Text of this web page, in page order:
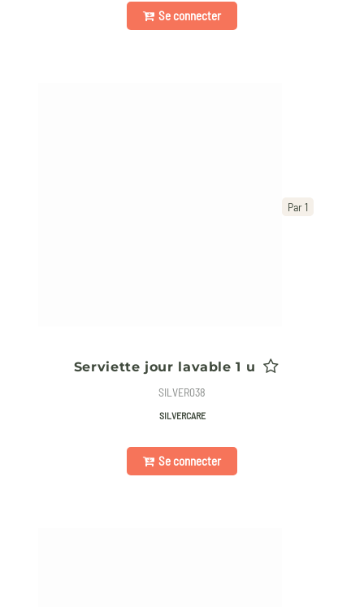
Se connecter
Par 1
Serviette jour lavable 1 u
SILVER038
SILVERCARE
Se connecter